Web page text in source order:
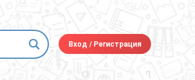
Вход /Регистрация